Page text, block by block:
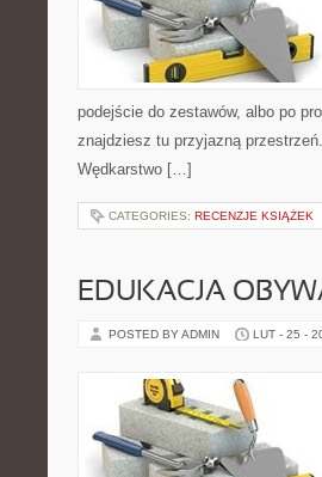
podejście do zestawów, albo po
znajdziesz tu przyjazną
Wędkarstwo […]
CATEGORIES: RECENZJE KSIĄŻEK
EDUKACJA
POSTED BY ADMIN LUT - 25 -